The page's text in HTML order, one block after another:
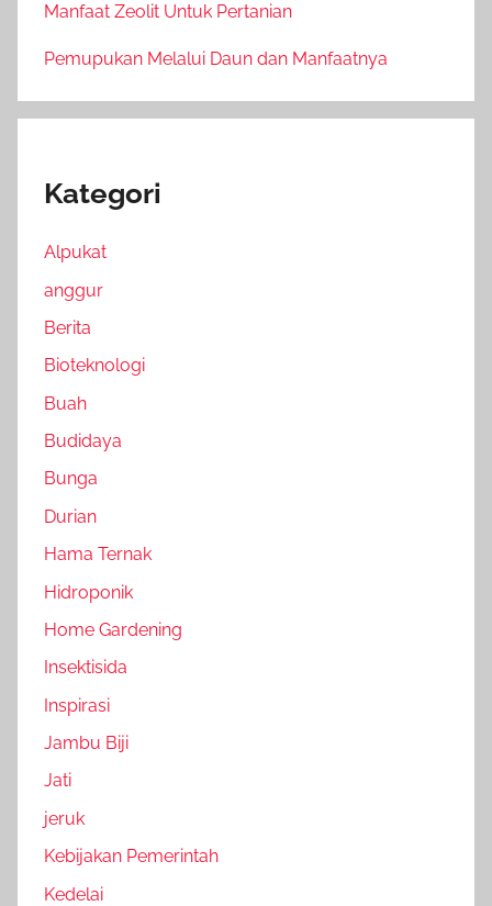
Manfaat Zeolit Untuk Pertanian
Pemupukan Melalui Daun dan Manfaatnya
Kategori
Alpukat
anggur
Berita
Bioteknologi
Buah
Budidaya
Bunga
Durian
Hama Ternak
Hidroponik
Home Gardening
Insektisida
Inspirasi
Jambu Biji
Jati
jeruk
Kebijakan Pemerintah
Kedelai